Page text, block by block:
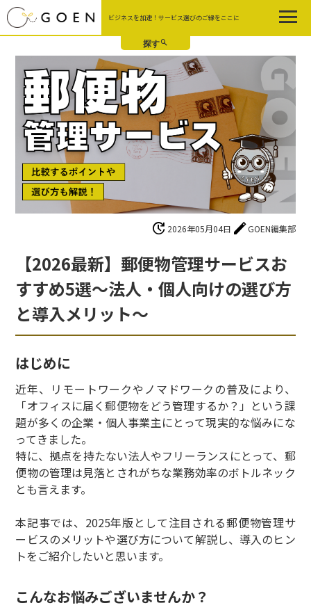
Skip
to
the
content
ビジネスを加速！サービス選びのご縁をここに
update 2026年05月04日 editGOEN編集部
【2026最新】郵便物管理サービスお
すすめ5選〜法人・個人向けの選び方
と導入メリット〜
はじめに
近年、リモートワークやノマドワークの普及により、
「オフィスに届く郵便物をどう管理するか？」という課
題が多くの企業・個人事業主にとって現実的な悩みにな
ってきました。
特に、拠点を持たない法人やフリーランスにとって、郵
便物の管理は見落とされがちな業務効率のボトルネック
とも言えます。
本記事では、2025年版として注目される郵便物管理サ
ービスのメリットや選び方について解説し、導入のヒン
トをご紹介したいと思います。
こんなお悩みございませんか？